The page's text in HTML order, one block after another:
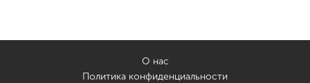
О нас
Политика конфиденциальности